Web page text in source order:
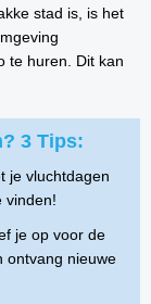
stad is, is het
te huren. Dit kan
3 Tips:
je vluchtdagen
vinden!
je op voor de
ontvang nieuwe